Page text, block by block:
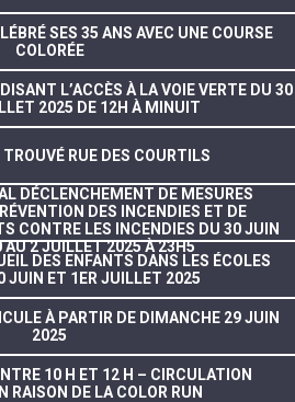
SES 35 ANS AVEC UNE COURSE
COLORÉE
L’ACCÈS À LA VOIE VERTE DU 30
2025 DE 12H À MINUIT
RUE DES COURTILS
DÉCLENCHEMENT DE MESURES
DES INCENDIES ET DE
CONTRE LES INCENDIES DU 30 JUIN
AU 2 JUILLET 2025 À 23H5
DES ENFANTS DANS LES ÉCOLES
JUIN ET 1ER JUILLET 2025
À PARTIR DE DIMANCHE 29 JUIN
2025
10 H ET 12 H – CIRCULATION
RAISON DE LA COLOR RUN